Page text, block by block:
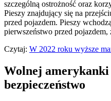
szczególną ostrożność oraz
Pieszy znajdujący się na
przed pojazdem. Pieszy
pierwszeństwo przed pojazdem,
Czytaj: W 2022 roku wyższe
Wolnej amerykanki
bezpieczeństwo